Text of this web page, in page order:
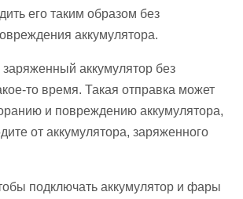
его таким образом без
аккумулятора.
заряженный аккумулятор без
то время. Такая отправка может
и повреждению аккумулятора,
от аккумулятора, заряженного
подключать аккумулятор и фары